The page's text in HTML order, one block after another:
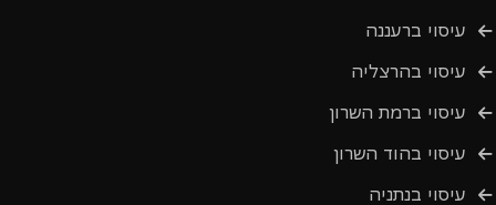
עיסוי ברעננה
עיסוי בהרצליה
עיסוי ברמת השרון
עיסוי בהוד השרון
עיסוי בנתניה